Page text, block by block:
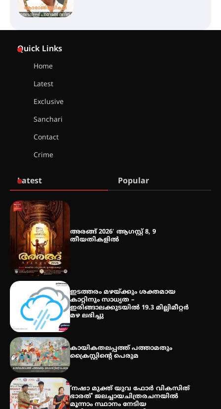
Quick Links
Home
Latest
Exclusive
Sanchari
Contact
Crime
Latest Popular
അരങ്ങ് 2026′ ആഗസ്റ്റ് 8, 9
തീയതികളിൽ
ഇടത്തരം മഴയ്ക്കും ശക്തമായ
കാറ്റിനും സാധ്യത –
ഇരിങ്ങാലക്കുടയിൽ 19.3 മില്ലിമീറ്റർ
മഴ ലഭിച്ചു
കായികതലപ്പത്ത് പത്താമതും
ക്രൈസ്റ്റിന്റെ പെരുമ
‘നഷാ മുക്ത് യുവ ഫോർ വികസിത്
ഭാരത്’ ജലച്ചായചിത്രരചനയിൽ
മൂന്നാം സ്ഥാനം നേടിയ